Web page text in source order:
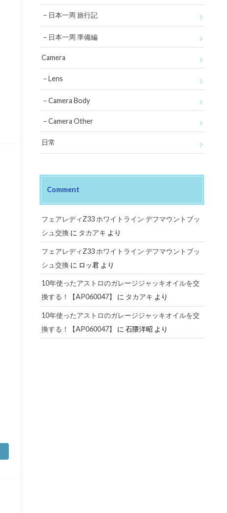
日本一周 旅行記
日本一周 準備編
Camera
Lens
Camera Body
Camera Other
日常
Comment
フェアレディZ33 ホワイトライン デフマウントブッ
シュ交換に タカアキ より
フェアレディZ33 ホワイトライン デフマウントブッ
シュ交換に ロッ君より
10年使ったアストロのガレージジャッキオイルを交
換する！【AP060047】
に タカアキ より
10年使ったアストロのガレージジャッキオイルを交
換する！【AP060047】
に 石隈洋昭 より